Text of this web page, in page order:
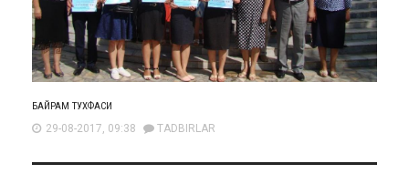
БАЙРАМ ТУХФАСИ
29-08-2017, 09:38 TADBIRLAR